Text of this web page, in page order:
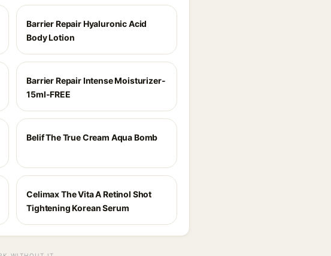
Barrier Repair Hyaluronic Acid
Body Lotion
Barrier Repair Intense Moisturizer-
15ml-FREE
Belif The True Cream Aqua Bomb
Celimax The Vita A Retinol Shot
Tightening Korean Serum